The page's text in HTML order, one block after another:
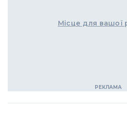
Місце для вашої